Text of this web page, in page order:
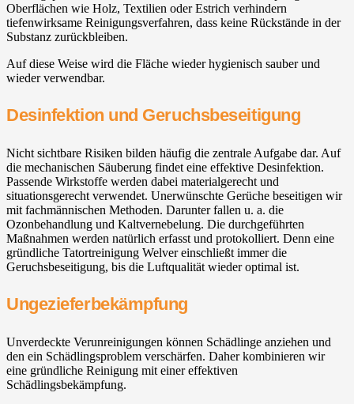
Oberflächen wie Holz, Textilien oder Estrich verhindern
tiefenwirksame Reinigungsverfahren, dass keine Rückstände in der
Substanz zurückbleiben.
Auf diese Weise wird die Fläche wieder hygienisch sauber und
wieder verwendbar.
Desinfektion und Geruchsbeseitigung
Nicht sichtbare Risiken bilden häufig die zentrale Aufgabe dar. Auf
die mechanischen Säuberung findet eine effektive Desinfektion.
Passende Wirkstoffe werden dabei materialgerecht und
situationsgerecht verwendet. Unerwünschte Gerüche beseitigen wir
mit fachmännischen Methoden. Darunter fallen u. a. die
Ozonbehandlung und Kaltvernebelung. Die durchgeführten
Maßnahmen werden natürlich erfasst und protokolliert. Denn eine
gründliche Tatortreinigung Welver einschließt immer die
Geruchsbeseitigung, bis die Luftqualität wieder optimal ist.
Ungezieferbekämpfung
Unverdeckte Verunreinigungen können Schädlinge anziehen und
den ein Schädlingsproblem verschärfen. Daher kombinieren wir
eine gründliche Reinigung mit einer effektiven
Schädlingsbekämpfung.